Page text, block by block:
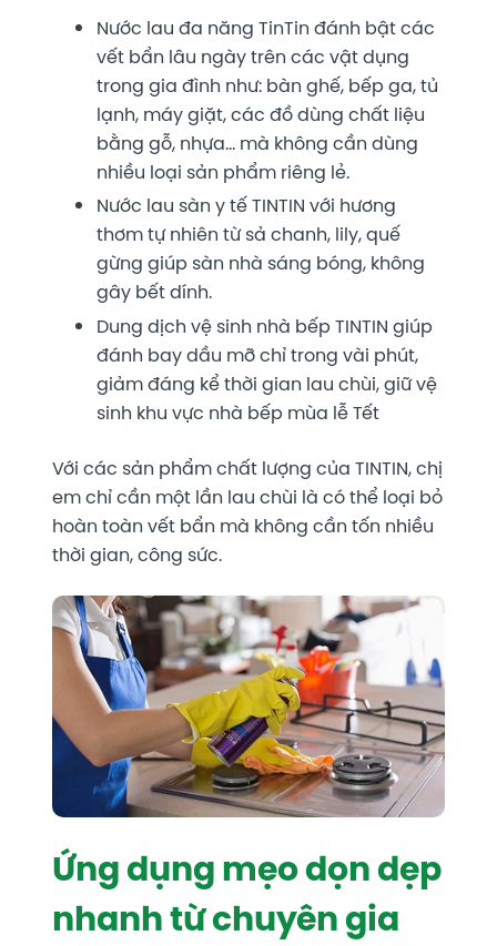
Nước lau đa năng TinTin đánh bật các
vết bẩn lâu ngày trên các vật dụng
trong gia đình như: bàn ghế, bếp ga, tủ
lạnh, máy giặt, các đồ dùng chất liệu
bằng gỗ, nhựa… mà không cần dùng
nhiều loại sản phẩm riêng lẻ.
Nước lau sàn y tế TINTIN với hương
thơm tự nhiên từ sả chanh, lily, quế
gừng giúp sàn nhà sáng bóng, không
gây bết dính.
Dung dịch vệ sinh nhà bếp TINTIN giúp
đánh bay dầu mỡ chỉ trong vài phút,
giảm đáng kể thời gian lau chùi, giữ vệ
sinh khu vực nhà bếp mùa lễ Tết
Với các sản phẩm chất lượng của TINTIN, chị
em chỉ cần một lần lau chùi là có thể loại bỏ
hoàn toàn vết bẩn mà không cần tốn nhiều
thời gian, công sức.
Ứng dụng mẹo dọn dẹp
nhanh từ chuyên gia